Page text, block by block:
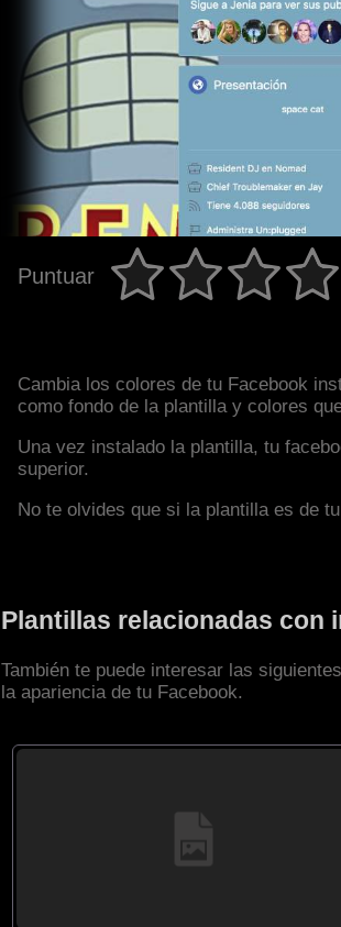
Puntuar
Cambia los colores de tu Facebook
como fondo de la plantilla y colores
Una vez instalado la plantilla, tu
superior.
No te olvides que si la plantilla es de
Plantillas relacionadas con
También te puede interesar las
la apariencia de tu Facebook.